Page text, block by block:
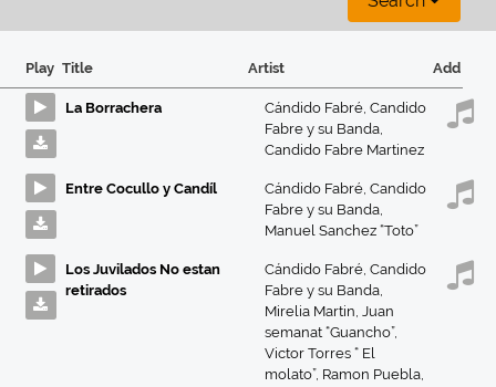
Play Title Artist Add
La Borrachera Cándido Fabré, Candido
Fabre y su Banda,
Candido Fabre Martinez
Entre Cocullo y Candíl Cándido Fabré, Candido
Fabre y su Banda,
Manuel Sanchez “Toto”
Los Juvilados No estan
retirados
Cándido Fabré, Candido
Fabre y su Banda,
Mirelia Martin, Juan
semanat “Guancho”,
Victor Torres “ El
molato”, Ramon Puebla,